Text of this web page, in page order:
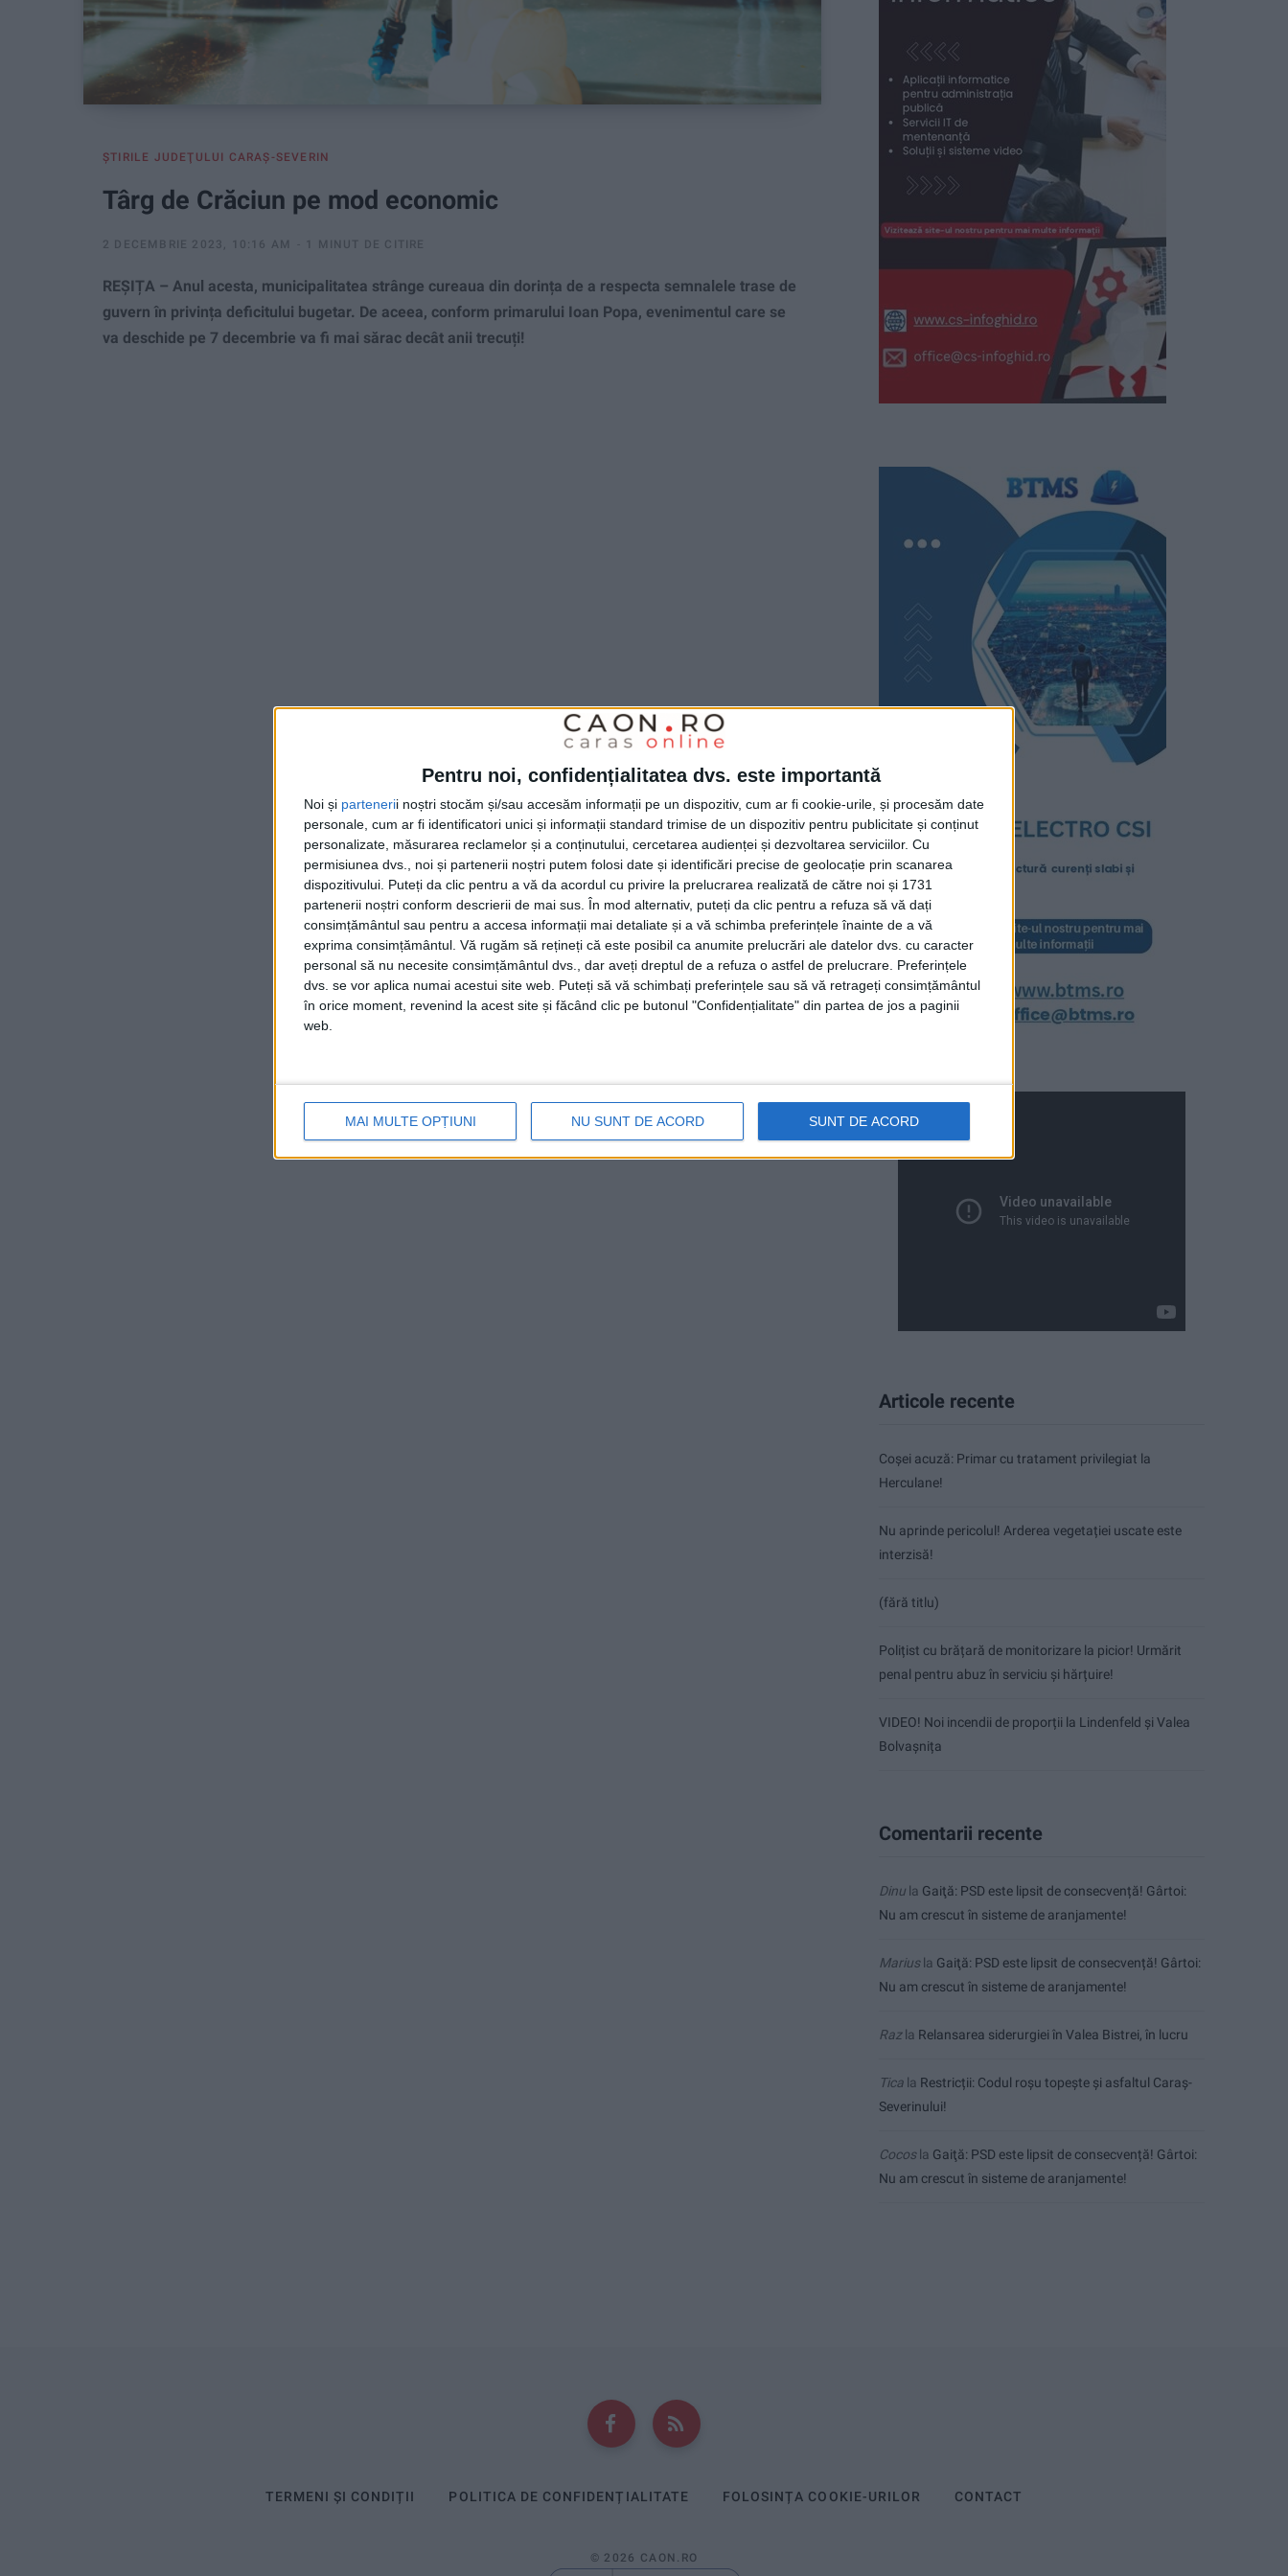
Pentru noi, confidențialitatea dvs. este importantă
Noi și partenerii noștri stocăm și/sau accesăm informații pe un dispozitiv, cum ar fi cookie-urile, și procesăm date
personale, cum ar fi identificatori unici și informații standard trimise de un dispozitiv pentru publicitate și conținut
personalizate, măsurarea reclamelor și a conținutului, cercetarea audienței și dezvoltarea serviciilor. Cu
permisiunea dvs., noi și partenerii noștri putem folosi date și identificări precise de geolocație prin scanarea
dispozitivului. Puteți da clic pentru a vă da acordul cu privire la prelucrarea realizată de către noi și 1731
partenerii noștri conform descrierii de mai sus. În mod alternativ, puteți da clic pentru a refuza să vă dați
consimțământul sau pentru a accesa informații mai detaliate și a vă schimba preferințele înainte de a vă
exprima consimțământul. Vă rugăm să rețineți că este posibil ca anumite prelucrări ale datelor dvs. cu caracter
personal să nu necesite consimțământul dvs., dar aveți dreptul de a refuza o astfel de prelucrare. Preferințele
dvs. se vor aplica numai acestui site web. Puteți să vă schimbați preferințele sau să vă retrageți consimțământul
în orice moment, revenind la acest site și făcând clic pe butonul "Confidențialitate" din partea de jos a paginii
web.
MAI MULTE OPȚIUNI NU SUNT DE ACORD SUNT DE ACORD
ŞTIRILE JUDEŢULUI CARAŞ-SEVERIN
Târg de Crăciun pe mod economic
2 DECEMBRIE 2023, 10:16 AM 1 MINUT DE CITIRE
REȘIȚA – Anul acesta, municipalitatea strânge cureaua din dorința de a respecta semnalele trase de
guvern în privința deficitului bugetar. De aceea, conform primarului Ioan Popa, evenimentul care se
va deschide pe 7 decembrie va fi mai sărac decât anii trecuți!
Articole recente
Coșei acuză: Primar cu tratament privilegiat la
Herculane!
Nu aprinde pericolul! Arderea vegetației uscate este
interzisă!
(fără titlu)
Polițist cu brățară de monitorizare la picior! Urmărit
penal pentru abuz în serviciu și hărțuire!
VIDEO! Noi incendii de proporții la Lindenfeld și Valea
Bolvașnița
Comentarii recente
Dinu la Gaiţă: PSD este lipsit de consecvență! Gârtoi:
Nu am crescut în sisteme de aranjamente!
Mariusla Gaiţă: PSD este lipsit de consecvență! Gârtoi:
Nu am crescut în sisteme de aranjamente!
Razla Relansarea siderurgiei în Valea Bistrei, în lucru
Tica la Restricții: Codul roșu topește și asfaltul Caraș-
Severinului!
Cocosla Gaiţă: PSD este lipsit de consecvență! Gârtoi:
Nu am crescut în sisteme de aranjamente!
TERMENI ȘI CONDIȚII POLITICA DE CONFIDENȚIALITATE FOLOSINȚA COOKIE-URILOR CONTACT
© 2026 CAON.RO